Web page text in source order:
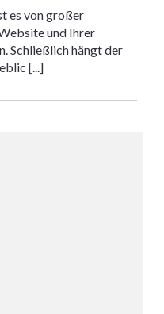
es von großer
und Ihrer
Schließlich hängt der
[...]